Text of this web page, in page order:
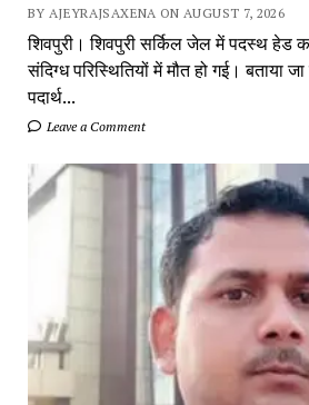
BY AJEYRAJSAXENA ON AUGUST 7, 2026
शिवपुरी। शिवपुरी सर्किल जेल में पदस्थ हेड
संदिग्ध परिस्थितियों में मौत हो गई। बताया
पदार्थ...
Leave a Comment